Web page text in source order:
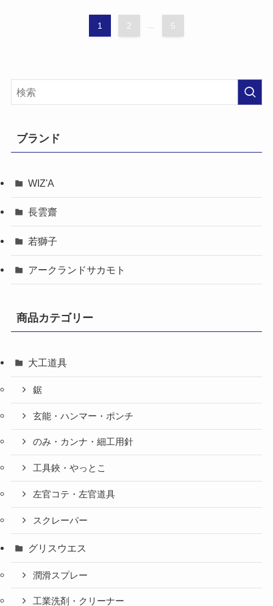
1 2 5
ブランド
WIZ'A
長雲齋
若獅子
アークランドサカモト
商品カテゴリー
大工道具
鋸
玄能・ハンマー・ポンチ
のみ・カンナ・細工用針
工具鋏・やっとこ
左官コテ・左官道具
スクレーパー
グリスウエス
潤滑スプレー
工業洗剤・クリーナー